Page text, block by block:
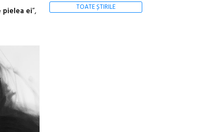
pielea ei”,
TOATE ȘTIRILE